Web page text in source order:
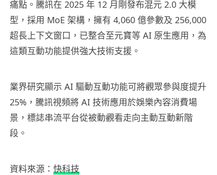
痛點。騰訊在 2025 年 12 月剛發布混元 2.0 大模
型，採用 MoE 架構，擁有 4,060 億參數及 256,000
超長上下文窗口，已整合至元寶等 AI 原生應用，為
這類互動功能提供強大技術支援。
業界研究顯示 AI 驅動互動功能可將觀眾參與度提升
25%，騰訊視頻將 AI 技術應用於娛樂內容消費場
景，標誌串流平台從被動觀看走向主動互動新階
段。
資料來源： 快科技